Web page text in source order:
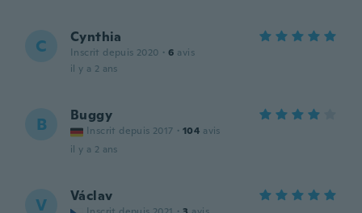
C Cynthia
Inscrit depuis 2020 · 6 avis
il y a 2 ans
B Buggy
Inscrit depuis 2017 · 104 avis
il y a 2 ans
V Václav